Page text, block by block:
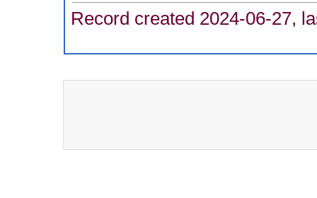
Record created 2024-06-27,